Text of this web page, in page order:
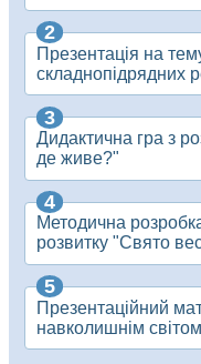
Презентація на
складнопідрядних
Дидактична гра з
де живе?"
Методична
розвитку "Свято
Презентаційний
навколишнім